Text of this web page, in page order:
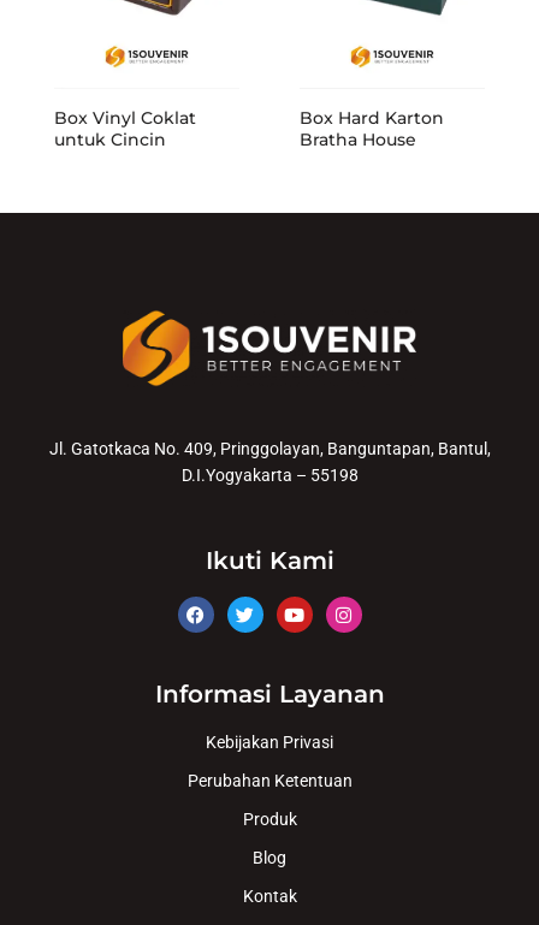
Box Vinyl Coklat
untuk Cincin
Box Hard Karton
Bratha House
Jl. Gatotkaca No. 409, Pringgolayan, Banguntapan, Bantul,
D.I.Yogyakarta – 55198
Ikuti Kami
Informasi Layanan
Kebijakan Privasi
Perubahan Ketentuan
Produk
Blog
Kontak